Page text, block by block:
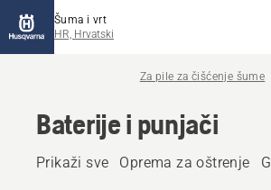
Šuma i vrt
HR, Hrvatski
Za pile za čišćenje šume
Baterije i punjači
Prikaži sve Oprema za oštrenje